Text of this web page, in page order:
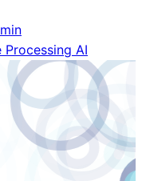
Processing AI